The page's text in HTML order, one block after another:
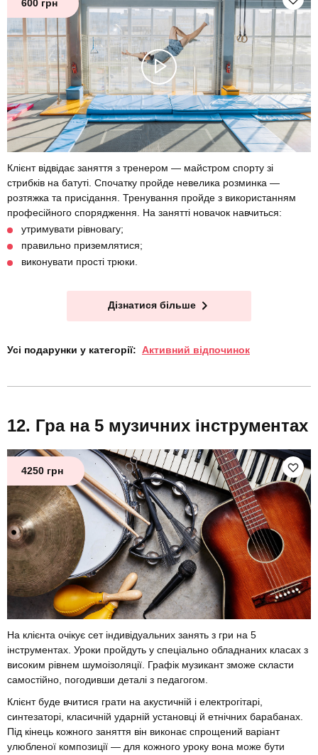
600 грн
Клієнт відвідає заняття з тренером — майстром спорту зі
стрибків на батуті. Спочатку пройде невелика розминка —
розтяжка та присідання. Тренування пройде з використанням
професійного спорядження. На занятті новачок навчиться:
утримувати рівновагу;
правильно приземлятися;
виконувати прості трюки.
Дізнатися більше
Усі подарунки у категорії: Активний відпочинок
Гра на 5 музичних інструментах
4250 грн
На клієнта очікує сет індивідуальних занять з гри на 5
інструментах. Уроки пройдуть у спеціально обладнаних класах з
високим рівнем шумоізоляції. Графік музикант зможе скласти
самостійно, погодивши деталі з педагогом.
Клієнт буде вчитися грати на акустичній і електрогітарі,
синтезаторі, класичній ударній установці й етнічних барабанах.
Під кінець кожного заняття він виконає спрощений варіант
улюбленої композиції — для кожного уроку вона може бути